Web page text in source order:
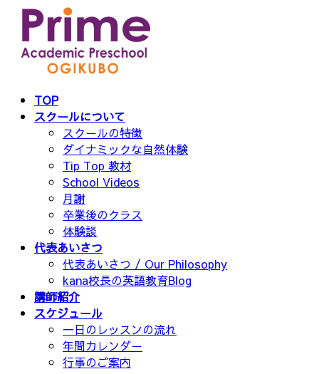
TOP
スクールについて
スクールの特徴
ダイナミックな自然体験
Tip Top 教材
School Videos
月謝
卒業後のクラス
体験談
代表あいさつ
代表あいさつ / Our Philosophy
kana校長の英語教育Blog
講師紹介
スケジュール
一日のレッスンの流れ
年間カレンダー
行事のご案内